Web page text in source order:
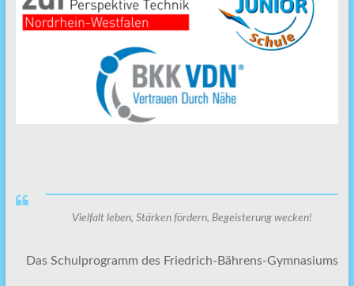
Vielfalt leben, Stärken fördern, Begeisterung wecken!
Das Schulprogramm des Friedrich-Bährens-Gymnasiums